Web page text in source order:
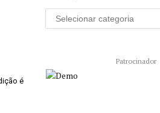
é
Patrocinador